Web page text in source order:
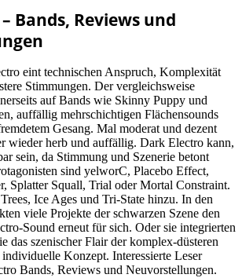
Bands, Reviews und
eint technischen Anspruch, Komplexität
Stimmungen. Der vergleichsweise
auf Bands wie Skinny Puppy und
auffällig mehrschichtigen Flächensounds
Gesang. Mal moderat und dezent
wieder herb und auffällig. Dark Electro kann,
sein, da Stimmung und Szenerie betont
sind yelworC, Placebo Effect,
Splatter Squall, Trial oder Mortal Constraint.
Ice Ages und Tri-State hinzu. In den
viele Projekte der schwarzen Szene den
Sound erneut für sich. Oder sie integrierten
das szenischer Flair der komplex-düsteren
Konzept. Interessierte Leser
Bands, Reviews und Neuvorstellungen.